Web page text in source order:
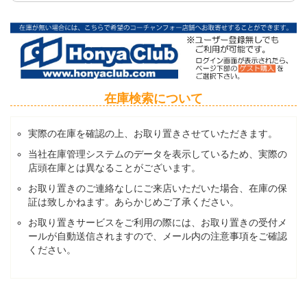
在庫検索について
実際の在庫を確認の上、お取り置きさせていただきます。
当社在庫管理システムのデータを表示しているため、実際の
店頭在庫とは異なることがございます。
お取り置きのご連絡なしにご来店いただいた場合、在庫の保
証は致しかねます。あらかじめご了承ください。
お取り置きサービスをご利用の際には、お取り置きの受付メ
ールが自動送信されますので、メール内の注意事項をご確認
ください。